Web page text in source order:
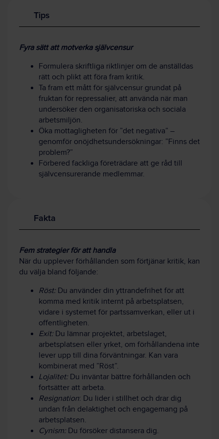
Tips
Fyra sätt att motverka självcensur
Formulera skriftliga riktlinjer om de anställdas
rätt och plikt att föra fram kritik.
Ta fram ett mått för självcensur grundat på
fruktan för repressalier, att använda när man
undersöker den organisatoriska och sociala
arbetsmiljön.
Öka mottagligheten för ”det negativa” –
genomför onöjdhetsundersökningar: ”Finns det
problem?”
Förbered fackliga företrädare att ge råd till
självcensurerande medlemmar.
Fakta
Fem strategier för att handla
När du upplever förhållanden som förtjänar kritik, kan
du välja bland följande:
Röst: Du använder din yttrandefrihet för att
komma med kritik internt på arbetsplatsen,
vidare i systemet för partssamverkan, eller ut i
offentligheten.
Exit: Du lämnar projektet, arbetslaget,
arbetsplatsen eller yrket, om förhållandena inte
lever upp till dina förväntningar. Kan vara
kombinerat med ”Röst”.
Lojalitet: Du inväntar bättre förhållanden och
fortsätter att arbeta.
Resignation: Du lider i stillhet och drar dig
undan från delaktighet och engagemang på
arbetsplatsen.
Cynism: Du försöker distansera dig.